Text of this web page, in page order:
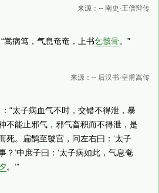
来源：-- 南史·王僧辩传
“嵩病笃，气息奄奄，上书乞骸骨。”
来源：-- 后汉书·皇甫嵩传
：“太子病血气不时，交错不得泄，暴
不能止邪气，邪气畜积而不得泄，是
死。扁鹊至虢宫，问左右曰：‘太子
？’中庶子曰：‘太子病如此，气息奄
。’”